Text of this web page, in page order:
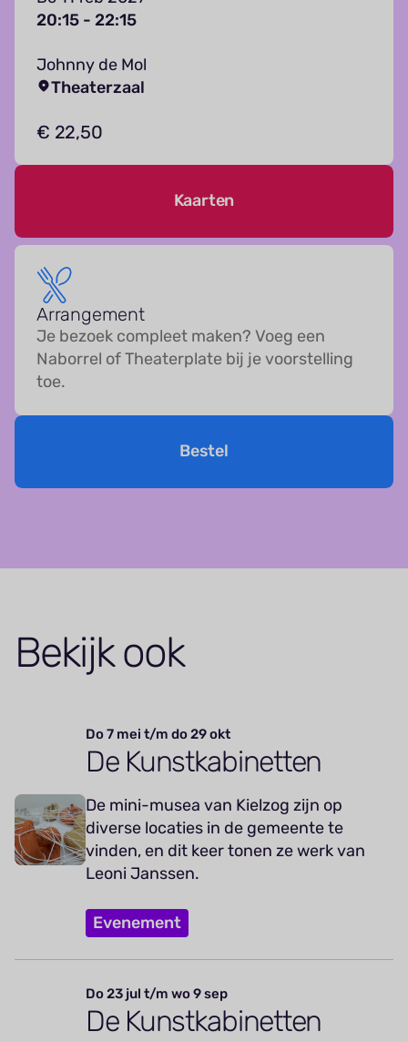
20:15 - 22:15
Johnny de Mol
Theaterzaal
€ 22,50
Kaarten
Arrangement
Je bezoek compleet maken? Voeg een
Naborrel of Theaterplate bij je voorstelling
toe.
Bestel
Bekijk ook
Do 7 mei t/m do 29 okt
De Kunstkabinetten
De mini-musea van Kielzog zijn op
diverse locaties in de gemeente te
vinden, en dit keer tonen ze werk van
Leoni Janssen.
Evenement
Do 23 jul t/m wo 9 sep
De Kunstkabinetten